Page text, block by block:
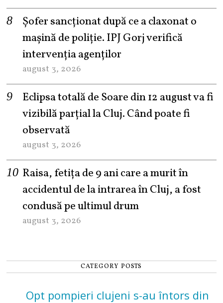
Șofer sancționat după ce a claxonat o
mașină de poliție. IPJ Gorj verifică
intervenția agenților
august 3, 2026
Eclipsa totală de Soare din 12 august va fi
vizibilă parțial la Cluj. Când poate fi
observată
august 3, 2026
Raisa, fetița de 9 ani care a murit în
accidentul de la intrarea în Cluj, a fost
condusă pe ultimul drum
august 3, 2026
CATEGORY POSTS
Opt pompieri clujeni s-au întors din